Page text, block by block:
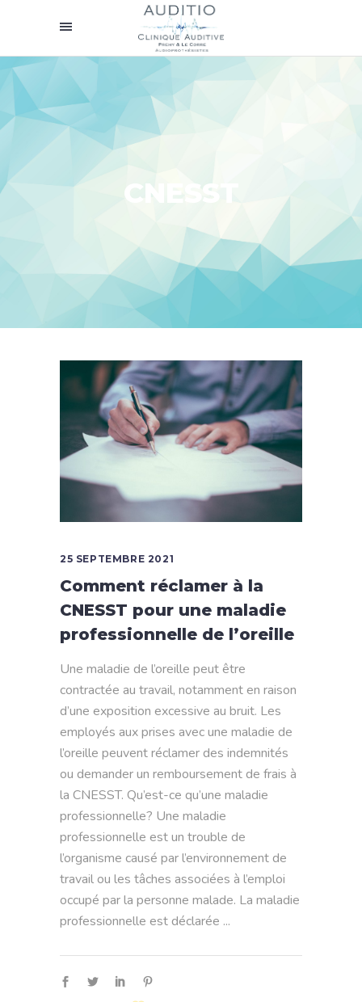
CNESST
25 SEPTEMBRE 2021
Comment réclamer à la
CNESST pour une maladie
professionnelle de l’oreille
Une maladie de l’oreille peut être
contractée au travail, notamment en raison
d’une exposition excessive au bruit. Les
employés aux prises avec une maladie de
l’oreille peuvent réclamer des indemnités
ou demander un remboursement de frais à
la CNESST. Qu’est-ce qu’une maladie
professionnelle? Une maladie
professionnelle est un trouble de
l’organisme causé par l’environnement de
travail ou les tâches associées à l’emploi
occupé par la personne malade. La maladie
professionnelle est déclarée